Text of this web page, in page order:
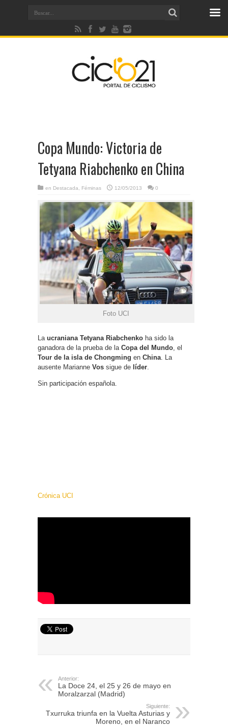
Copa Mundo: Victoria de
Tetyana Riabchenko en China
en Destacada Féminas 12/05/2013 0
Foto UCI
La ucraniana Tetyana Riabchenko ha sido la
ganadora de la prueba de la Copa del Mundo, el
Tour de la isla de Chongming en China. La
ausente Marianne Vos sigue de líder.
Sin participación española.
Crónica UCI
Anterior:
La Doce 24, el 25 y 26 de mayo en
Moralzarzal (Madrid)
Siguiente:
Txurruka triunfa en la Vuelta Asturias y
Moreno, en el Naranco